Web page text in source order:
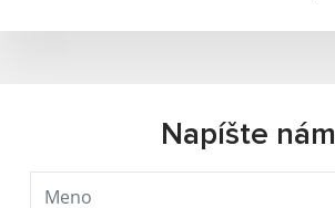
Napíšte nám